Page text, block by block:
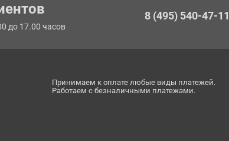
до 17.00 часов
8 (495) 540-47-11
Принимаем к оплате любые виды платежей.
Работаем с безналичными платежами.